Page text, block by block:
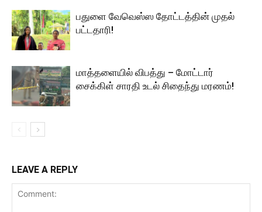
பதுளை வேவெஸ்ஸ தோட்டத்தின் முதல்
பட்டதாரி!
மாத்தளையில் விபத்து – மோட்டார்
சைக்கிள் சாரதி உடல் சிதைந்து மரணம்!
LEAVE A REPLY